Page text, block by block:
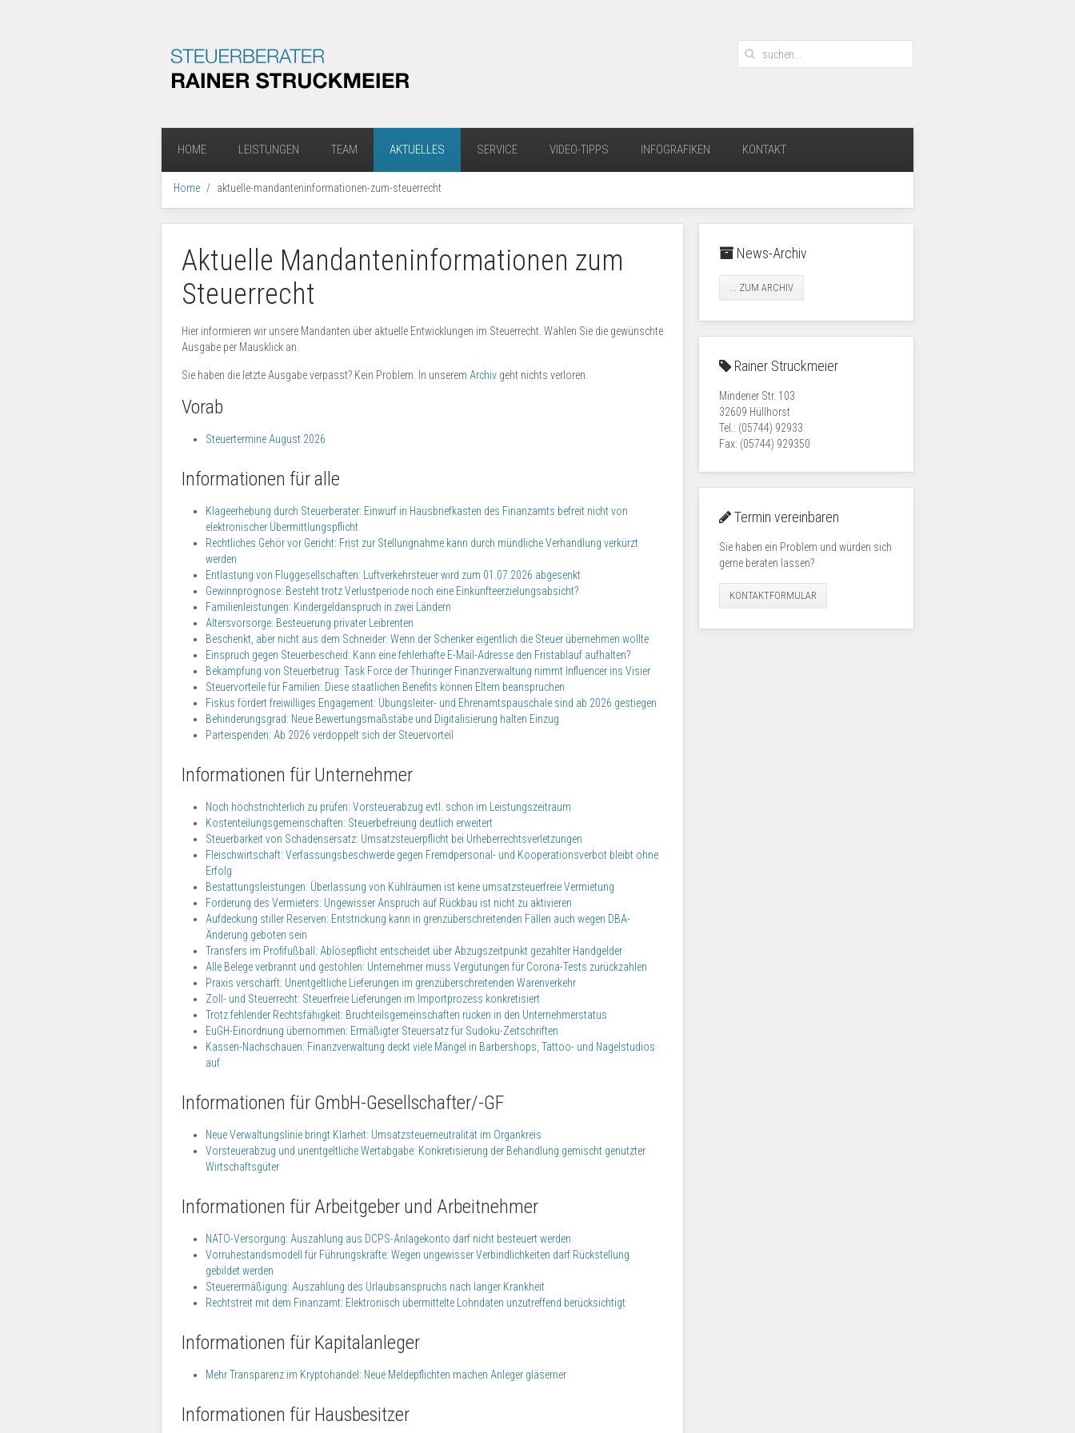
HOME LEISTUNGEN TEAM AKTUELLES SERVICE VIDEO-TIPPS INFOGRAFIKEN KONTAKT
Home aktuelle-mandanteninformationen-zum-steuerrecht
Aktuelle Mandanteninformationen zum
Steuerrecht
Hier informieren wir unsere Mandanten über aktuelle Entwicklungen im Steuerrecht. Wählen Sie die gewünschte
Ausgabe per Mausklick an.
Sie haben die letzte Ausgabe verpasst? Kein Problem. In unserem Archiv geht nichts verloren.
Vorab
Steuertermine August 2026
Informationen für alle
Klageerhebung durch Steuerberater: Einwurf in Hausbriefkasten des Finanzamts befreit nicht von
elektronischer Übermittlungspflicht
Rechtliches Gehör vor Gericht: Frist zur Stellungnahme kann durch mündliche Verhandlung verkürzt
werden
Entlastung von Fluggesellschaften: Luftverkehrsteuer wird zum 01.07.2026 abgesenkt
Gewinnprognose: Besteht trotz Verlustperiode noch eine Einkünfteerzielungsabsicht?
Familienleistungen: Kindergeldanspruch in zwei Ländern
Altersvorsorge: Besteuerung privater Leibrenten
Beschenkt, aber nicht aus dem Schneider: Wenn der Schenker eigentlich die Steuer übernehmen wollte
Einspruch gegen Steuerbescheid: Kann eine fehlerhafte E-Mail-Adresse den Fristablauf aufhalten?
Bekämpfung von Steuerbetrug: Task Force der Thüringer Finanzverwaltung nimmt Influencer ins Visier
Steuervorteile für Familien: Diese staatlichen Benefits können Eltern beanspruchen
Fiskus fördert freiwilliges Engagement: Übungsleiter- und Ehrenamtspauschale sind ab 2026 gestiegen
Behinderungsgrad: Neue Bewertungsmaßstäbe und Digitalisierung halten Einzug
Parteispenden: Ab 2026 verdoppelt sich der Steuervorteil
Informationen für Unternehmer
Noch höchstrichterlich zu prüfen: Vorsteuerabzug evtl. schon im Leistungszeitraum
Kostenteilungsgemeinschaften: Steuerbefreiung deutlich erweitert
Steuerbarkeit von Schadensersatz: Umsatzsteuerpflicht bei Urheberrechtsverletzungen
Fleischwirtschaft: Verfassungsbeschwerde gegen Fremdpersonal- und Kooperationsverbot bleibt ohne
Erfolg
Bestattungsleistungen: Überlassung von Kühlräumen ist keine umsatzsteuerfreie Vermietung
Forderung des Vermieters: Ungewisser Anspruch auf Rückbau ist nicht zu aktivieren
Aufdeckung stiller Reserven: Entstrickung kann in grenzüberschreitenden Fällen auch wegen DBA-
Änderung geboten sein
Transfers im Profifußball: Ablösepflicht entscheidet über Abzugszeitpunkt gezahlter Handgelder
Alle Belege verbrannt und gestohlen: Unternehmer muss Vergütungen für Corona-Tests zurückzahlen
Praxis verschärft: Unentgeltliche Lieferungen im grenzüberschreitenden Warenverkehr
Zoll- und Steuerrecht: Steuerfreie Lieferungen im Importprozess konkretisiert
Trotz fehlender Rechtsfähigkeit: Bruchteilsgemeinschaften rücken in den Unternehmerstatus
EuGH-Einordnung übernommen: Ermäßigter Steuersatz für Sudoku-Zeitschriften
Kassen-Nachschauen: Finanzverwaltung deckt viele Mängel in Barbershops, Tattoo- und Nagelstudios
auf
Informationen für GmbH-Gesellschafter/-GF
Neue Verwaltungslinie bringt Klarheit: Umsatzsteuerneutralität im Organkreis
Vorsteuerabzug und unentgeltliche Wertabgabe: Konkretisierung der Behandlung gemischt genutzter
Wirtschaftsgüter
Informationen für Arbeitgeber und Arbeitnehmer
NATO-Versorgung: Auszahlung aus DCPS-Anlagekonto darf nicht besteuert werden
Vorruhestandsmodell für Führungskräfte: Wegen ungewisser Verbindlichkeiten darf Rückstellung
gebildet werden
Steuerermäßigung: Auszahlung des Urlaubsanspruchs nach langer Krankheit
Rechtstreit mit dem Finanzamt: Elektronisch übermittelte Lohndaten unzutreffend berücksichtigt
Informationen für Kapitalanleger
Mehr Transparenz im Kryptohandel: Neue Meldepflichten machen Anleger gläserner
Informationen für Hausbesitzer
News-Archiv
... ZUM ARCHIV
Rainer Struckmeier
Mindener Str. 103
32609 Hüllhorst
Tel.: (05744) 92933
Fax: (05744) 929350
Termin vereinbaren
Sie haben ein Problem und würden sich
gerne beraten lassen?
KONTAKTFORMULAR